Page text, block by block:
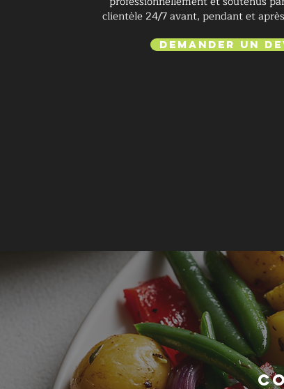
clientèle 24/7 avant, pendant et
Demander un